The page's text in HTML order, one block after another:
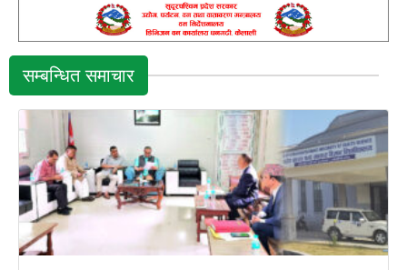
सम्बन्धित समाचार